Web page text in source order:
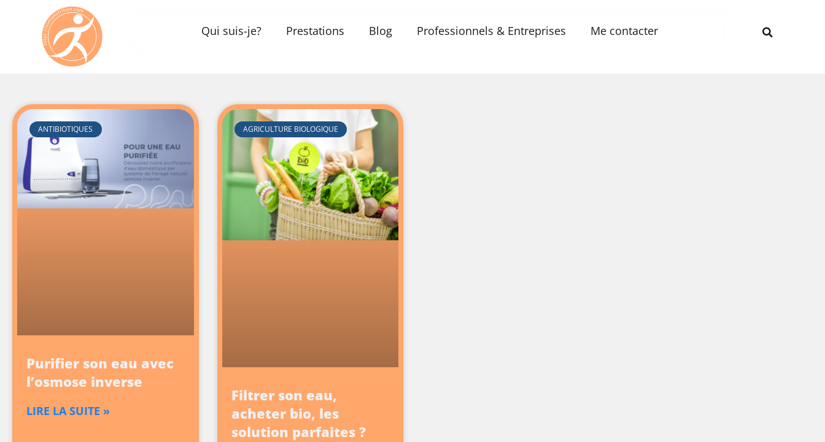
Qui suis-je? Prestations Blog Professionnels & Entreprises Me contacter
ANTIBIOTIQUES
Purifier son eau avec
l’osmose inverse
LIRE LA SUITE »
AGRICULTURE BIOLOGIQUE
Filtrer son eau,
acheter bio, les
solution parfaites ?